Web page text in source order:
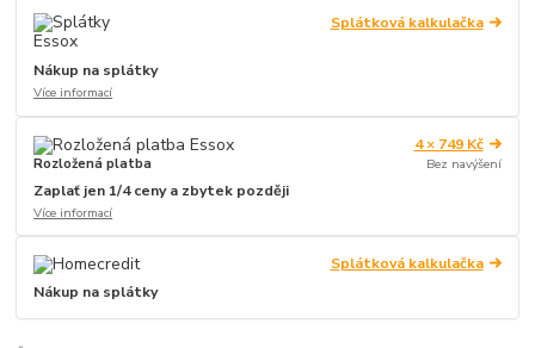
Splátková kalkulačka
Nákup na splátky
Více informací
Rozložená platba
4 × 749 Kč
Bez navýšení
Zaplať jen 1/4 ceny a zbytek později
Více informací
Splátková kalkulačka
Nákup na splátky